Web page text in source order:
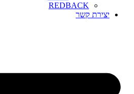
REDBACK
יצירת קשר